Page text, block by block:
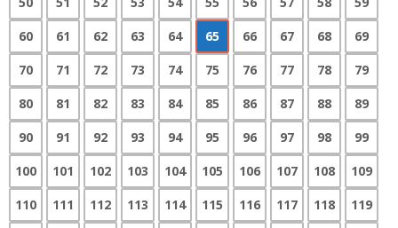
60
61 62 63 64 65 66 67 68
69
70
71 72 73 74 75 76 77 78
79
80
81 82 83 84 85 86 87 88
89
90
91 92 93 94 95 96 97 98
99
100
101 102 103 104 105 106 107 108
109
110
111 112 113 114 115 116 117 118
119